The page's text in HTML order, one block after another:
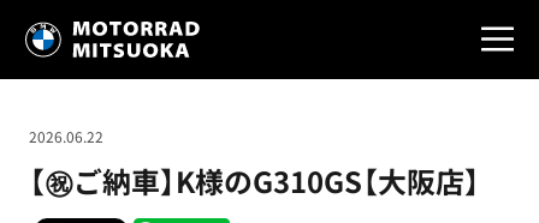
【㊗️ご納車】K様のG310GS【大阪店】
2026.06.22